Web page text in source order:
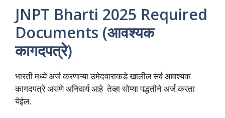
JNPT Bharti 2025 Required
Documents (आवश्यक
कागदपत्रे)
भारती मध्ये अर्ज करणाऱ्या उमेदवाराकडे खालील सर्व आवश्यक
कागदपत्रे असणे अनिवार्य आहे तेव्हा सोप्या पद्धतीने अर्ज करता
येईल.